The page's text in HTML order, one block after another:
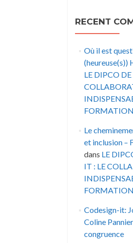
RECENT
Où il est
(heureuse(s))
LE DIPCO
Le
et inclusion –
dans LE
IT : LE
Codesign-it:
Coline
congruence